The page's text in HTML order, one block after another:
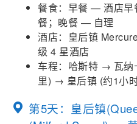
餐食：早餐 — 酒店
餐；晚餐 — 自理
酒店：皇后镇
级 4 星酒店
车程：哈斯特 → 瓦纳
里) → 皇后镇 (约1小
第5天：皇后镇